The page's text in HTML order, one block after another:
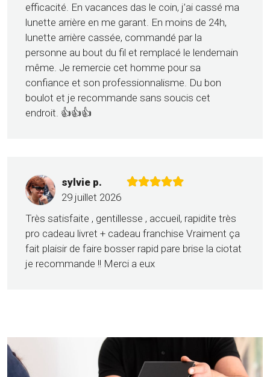
efficacité. En vacances das le coin, j’ai cassé ma
lunette arrière en me garant. En moins de 24h,
lunette arrière cassée, commandé par la
personne au bout du fil et remplacé le lendemain
même. Je remercie cet homme pour sa
confiance et son professionnalisme. Du bon
boulot et je recommande sans soucis cet
endroit. 👍👍👍
sylvie p.
29 juillet 2026
Très satisfaite , gentillesse , accueil, rapidite très
pro cadeau livret + cadeau franchise Vraiment ça
fait plaisir de faire bosser rapid pare brise la ciotat
je recommande !! Merci a eux